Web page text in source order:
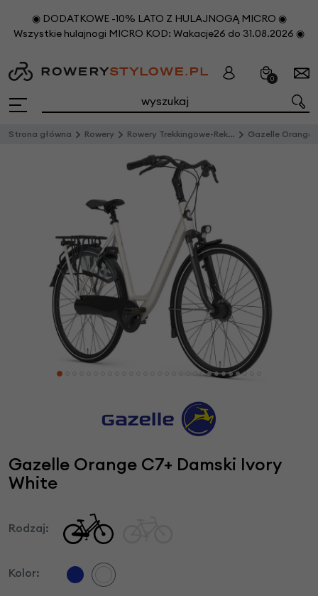
◉ DODATKOWE -10% LATO Z HULAJNOGĄ MICRO ◉
Wszystkie hulajnogi MICRO KOD: Wakacje26 do 31.08.2026 ◉
0
Strona główna Rowery Rowery Trekkingowe-Rekreacyjne Gazelle Orange C7+
Gazelle Orange C7+ Damski Ivory
White
Rodzaj:
Kolor: